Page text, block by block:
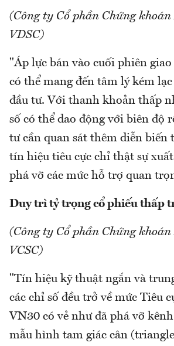
(Công ty Cổ phần Chứng khoán
VDSC)
"Áp lực bán vào cuối phiên
có thể mang đến tâm lý kém
đầu tư. Với thanh khoản thấp
số có thể dao động với biên độ
tư cần quan sát thêm diễn
tín hiệu tiêu cực chỉ thật sự
phá vỡ các mức hỗ trợ quan
Duy trì tỷ trọng cổ phiếu thấp
(Công ty Cổ phần Chứng
VCSC)
"Tín hiệu kỹ thuật ngắn và
các chỉ số đều trở về mức Tiêu
VN30 có vẻ như đã phá vỡ
mẫu hình tam giác cân